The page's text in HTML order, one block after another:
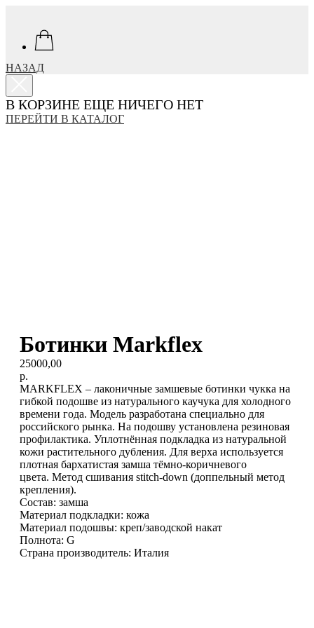
НАЗАД
В КОРЗИНЕ ЕЩЕ НИЧЕГО НЕТ
ПЕРЕЙТИ В КАТАЛОГ
Ботинки Markflex
25000,00
р.
MARKFLEX – лаконичные замшевые ботинки чукка на
гибкой подошве из натурального каучука для холодного
времени года. Модель разработана специально для
российского рынка. На подошву установлена резиновая
профилактика. Уплотнённая подкладка из натуральной
кожи растительного дубления. Для верха используется
плотная бархатистая замша тёмно-коричневого
цвета. Метод сшивания stitch-down (доппельный метод
крепления).
Состав: замша
Материал подкладки: кожа
Материал подошвы: креп/заводской накат
Полнота: G
Страна производитель: Италия